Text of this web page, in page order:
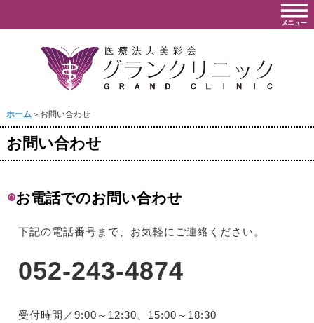
ホーム＞お問い合わせ
お問い合わせ
◉お電話でのお問い合わせ
下記の電話番号まで、お気軽にご連絡ください。
052-243-4874
受付時間／9:00～12:30、15:00～18:30